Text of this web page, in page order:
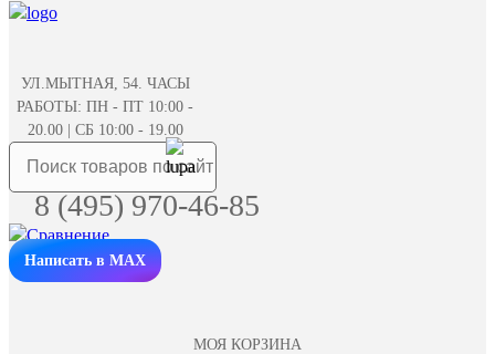
УЛ.МЫТНАЯ, 54. ЧАСЫ
РАБОТЫ: ПН - ПТ 10:00 -
20.00 | СБ 10:00 - 19.00
8 (495) 970-46-85
Написать в MAX
МОЯ КОРЗИНА